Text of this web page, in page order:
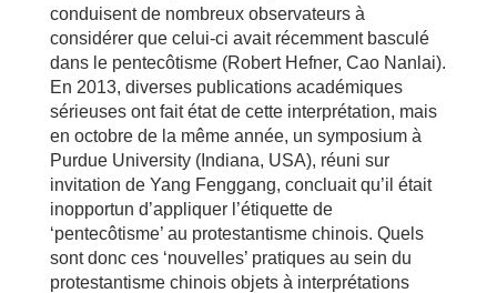
conduisent de nombreux observateurs à
considérer que celui-ci avait récemment basculé
dans le pentecôtisme (Robert Hefner, Cao Nanlai).
En 2013, diverses publications académiques
sérieuses ont fait état de cette interprétation, mais
en octobre de la même année, un symposium à
Purdue University (Indiana, USA), réuni sur
invitation de Yang Fenggang, concluait qu’il était
inopportun d’appliquer l’étiquette de
‘pentecôtisme’ au protestantisme chinois. Quels
sont donc ces ‘nouvelles’ pratiques au sein du
protestantisme chinois objets à interprétations